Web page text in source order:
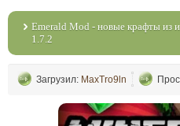
Emerald Mod - новые крафты из
1.7.2
Загрузил: MaxTro9ln